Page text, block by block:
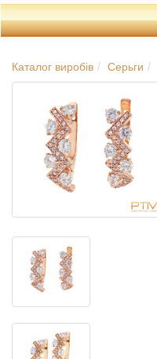
Каталог виробів Серьги